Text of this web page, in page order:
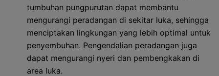
tumbuhan pungpurutan dapat membantu
mengurangi peradangan di sekitar luka, sehingga
menciptakan lingkungan yang lebih optimal untuk
penyembuhan. Pengendalian peradangan juga
dapat mengurangi nyeri dan pembengkakan di
area luka.